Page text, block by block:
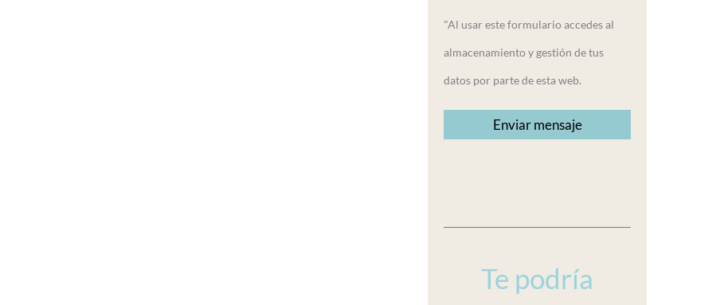
"Al usar este formulario accedes al
almacenamiento y gestión de tus
datos por parte de esta web.
Te podría